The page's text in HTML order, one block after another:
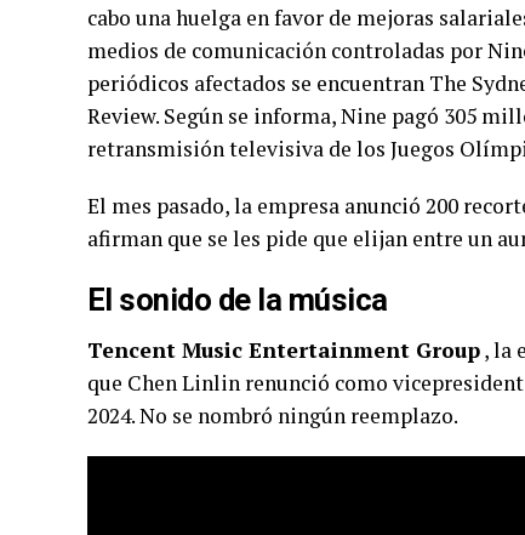
cabo una huelga en favor de mejoras
medios de comunicación controladas por
periódicos afectados se encuentran The
Review. Según se informa, Nine pagó 305
retransmisión televisiva de los Juegos
El mes pasado, la empresa anunció 200
afirman que se les pide que elijan entre un
El sonido de la música
Tencent Music Entertainment Group, la
que Chen Linlin renunció como
2024. No se nombró ningún reemplazo.